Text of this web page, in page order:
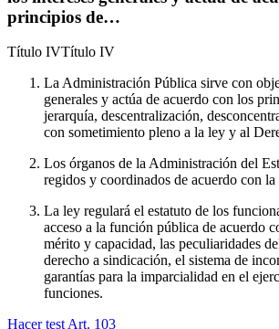
principios de…
Título IVTítulo IV
La Administración Pública sirve con
generales y actúa de acuerdo con los
jerarquía, descentralización,
con sometimiento pleno a la ley y al
Los órganos de la Administración del
regidos y coordinados de acuerdo con la
La ley regulará el estatuto de los
acceso a la función pública de acuerdo
mérito y capacidad, las peculiaridades
derecho a sindicación, el sistema de
garantías para la imparcialidad en el
funciones.
Hacer test Art. 103